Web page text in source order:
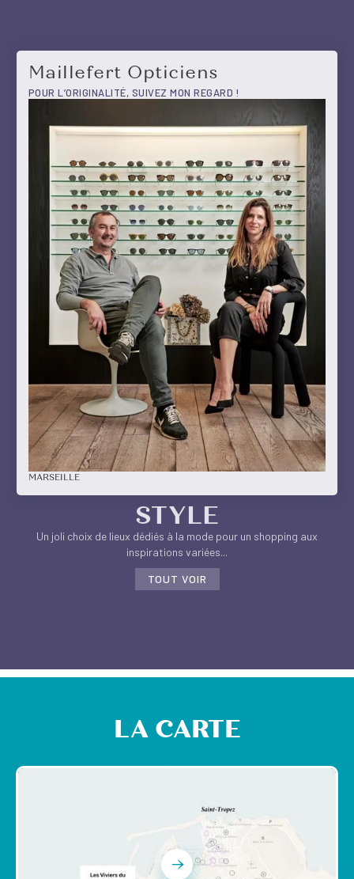
Maillefert Opticiens
POUR L’ORIGINALITÉ, SUIVEZ MON REGARD !
MARSEILLE
STYLE
Un joli choix de lieux dédiés à la mode pour un shopping aux
inspirations variées...
TOUT VOIR
LA CARTE
→